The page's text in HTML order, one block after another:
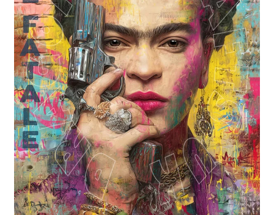
Contact